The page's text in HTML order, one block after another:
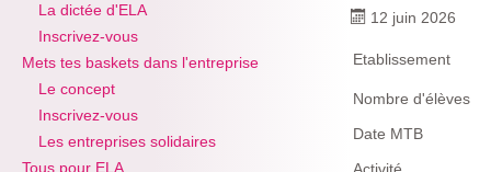
La dictée d'ELA
Inscrivez-vous
Mets tes baskets dans l'entreprise
Le concept
Inscrivez-vous
Les entreprises solidaires
Tous pour ELA
12 juin 2026
Etablissement
Nombre d'élèves
Date MTB